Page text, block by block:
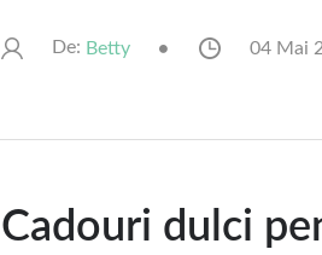
De: Betty 04 Mai
Cadouri dulci